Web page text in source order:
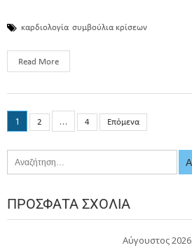
καρδιολογία συμβούλια κρίσεων
Read More
1 2 … 4 Επόμενα
ΠΡΌΣΦΑΤΑ ΣΧΌΛΙΑ
Αύγουστος 2026